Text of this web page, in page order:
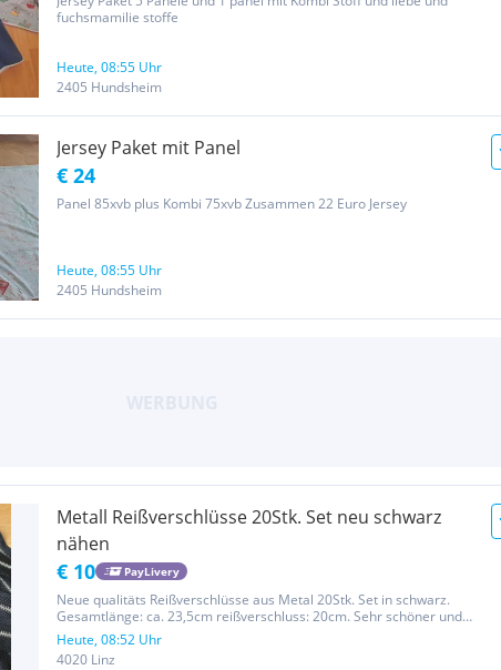
fuchsmamilie stoffe
Heute, 08:55 Uhr
2405 Hundsheim
Jersey Paket mit Panel
€ 24
Panel 85xvb plus Kombi 75xvb Zusammen 22 Euro Jersey
Heute, 08:55 Uhr
2405 Hundsheim
Metall Reißverschlüsse 20Stk. Set neu schwarz
nähen
€ 10 PayLivery
Neue qualitäts Reißverschlüsse aus Metal 20Stk. Set in schwarz.
Gesamtlänge: ca. 23,5cm reißverschluss: 20cm. Sehr schöner und
minimalistischer Puller.
Heute, 08:52 Uhr
4020 Linz